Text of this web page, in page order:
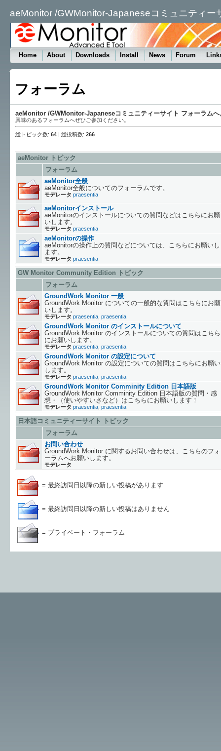
aeMonitor /GWMonitor-Japaneseコミュニティー
Home About Downloads Install News Forum
フォーラム
aeMonitor /GWMonitor-Japaneseコミュニティーサイト フォーラムへ
興味のあるフォーラムへぜひご参加ください。
総トピック数: 64| 総投稿数: 266
aeMonitor
トピック
フォーラム
aeMonitor全般
aeMonitor全般についてのフォーラムです。
モデレータ praesentia
aeMonitorインストール
aeMonitorのインストールについての質問などはこちらにお願
いします。
モデレータ praesentia
aeMonitorの操作
aeMonitorの操作上の質問などについては、こちらにお願いし
ます。
モデレータ praesentia
GW Monitor Community Edition
トピック
フォーラム
GroundWork Monitor 一般
GroundWork Monitor についての一般的な質問はこちらにお願
いします。
モデレータ praesentia, praesentia
GroundWork Monitor のインストールについて
GroundWork Monitor のインストールについての質問はこちら
にお願いします。
モデレータ praesentia, praesentia
GroundWork Monitor の設定について
GroundWork Monitor の設定についての質問はこちらにお願い
します。
モデレータ praesentia, praesentia
GroundWork Monitor Comminity Edition 日本語版
GroundWork Monitor Comminity Edition 日本語版の質問・感
想・（使いやすいさなど）はこちらにお願いします！
モデレータ praesentia, praesentia
日本語コミュニティーサイト
トピック
フォーラム
お問い合わせ
GroundWork Monitor に関するお問い合わせは、こちらのフォ
ーラムへお願いします。
モデレータ
= 最終訪問日以降の新しい投稿があります
= 最終訪問日以降の新しい投稿はありません
= プライベート・フォーラム